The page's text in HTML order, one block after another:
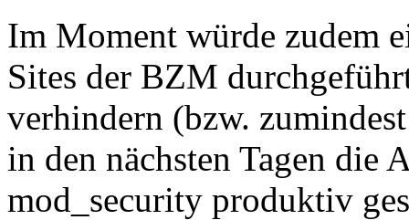
Im Moment würde zudem
Sites der BZM
verhindern (bzw.
in den nächsten Tagen die
mod_security produktiv